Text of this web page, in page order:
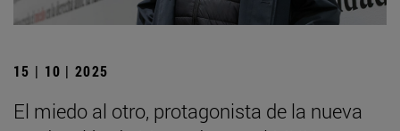
15 | 10 | 2025
El miedo al otro, protagonista de la nueva